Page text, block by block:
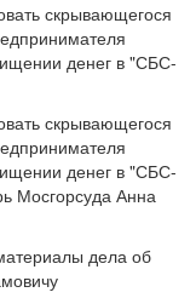
скрывающегося
денег в "СБС-
скрывающегося
денег в "СБС-
Мосгорсуда Анна
дела об